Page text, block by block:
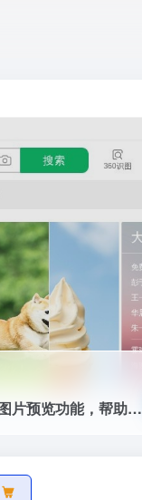
功能强大、资源丰富的图片搜索工具，提供精准搜索、分类筛选和图片预览功能，帮助用户快速找到所需的图片内容。